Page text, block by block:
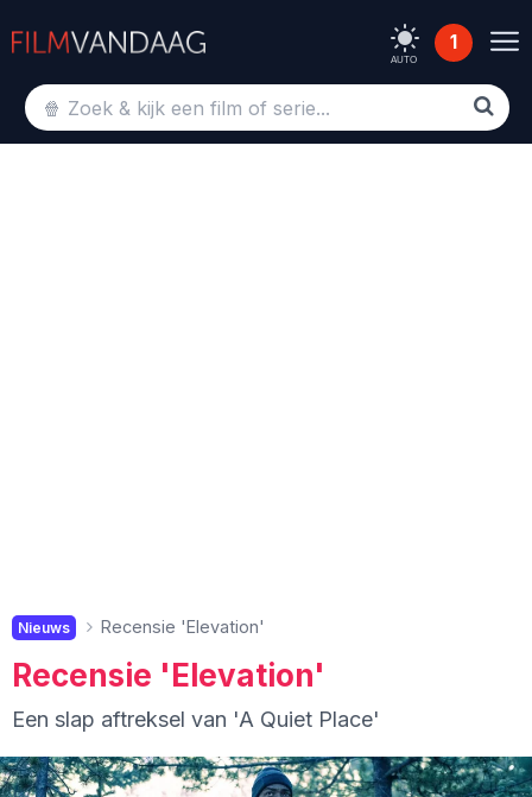
AUTO
1
Nieuws Recensie 'Elevation'
Recensie 'Elevation'
Een slap aftreksel van 'A Quiet Place'